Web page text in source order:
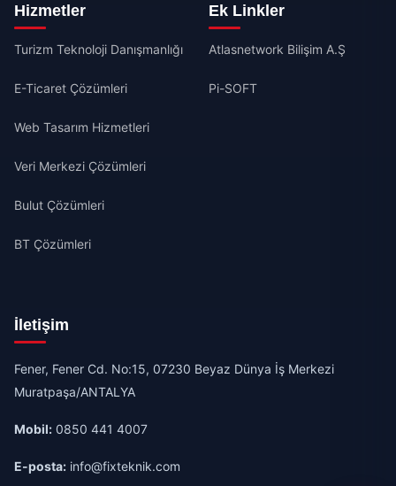
Hizmetler
Turizm Teknoloji Danışmanlığı
E-Ticaret Çözümleri
Web Tasarım Hizmetleri
Veri Merkezi Çözümleri
Bulut Çözümleri
BT Çözümleri
Ek Linkler
Atlasnetwork Bilişim A.Ş
Pi-SOFT
İletişim
Fener, Fener Cd. No:15, 07230 Beyaz Dünya İş Merkezi
Muratpaşa/ANTALYA
Mobil: 0850 441 4007
E-posta: info@fixteknik.com